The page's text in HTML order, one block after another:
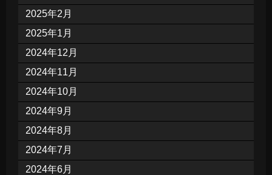
2025年2月
2025年1月
2024年12月
2024年11月
2024年10月
2024年9月
2024年8月
2024年7月
2024年6月